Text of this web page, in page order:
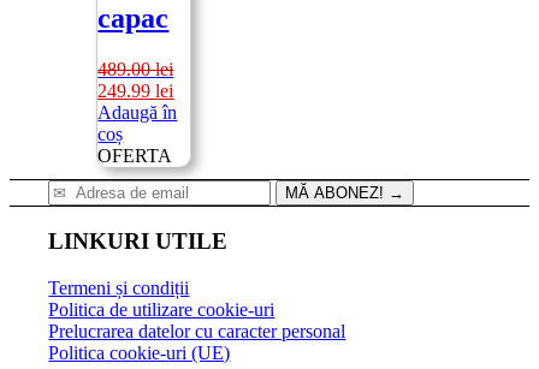
capac
489.00lei
Prețul
inițial
a
fost:
489.00 lei.
249.99lei
curent
249.99 lei.
Adaugă în
coș
OFERTA
MĂ ABONEZ! →
LINKURI UTILE
Termeni și condiții
Politica de utilizare cookie-uri
Prelucrarea datelor cu caracter personal
Politica cookie-uri (UE)